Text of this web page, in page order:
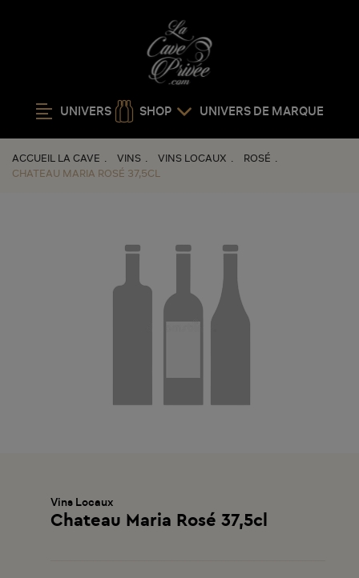
UNIVERS SHOP UNIVERS DE MARQUE
ACCUEIL LA CAVE VINS VINS LOCAUX
ROSÉ
CHATEAU MARIA ROSÉ 37,5CL
Vins Locaux
Chateau Maria Rosé 37,5cl